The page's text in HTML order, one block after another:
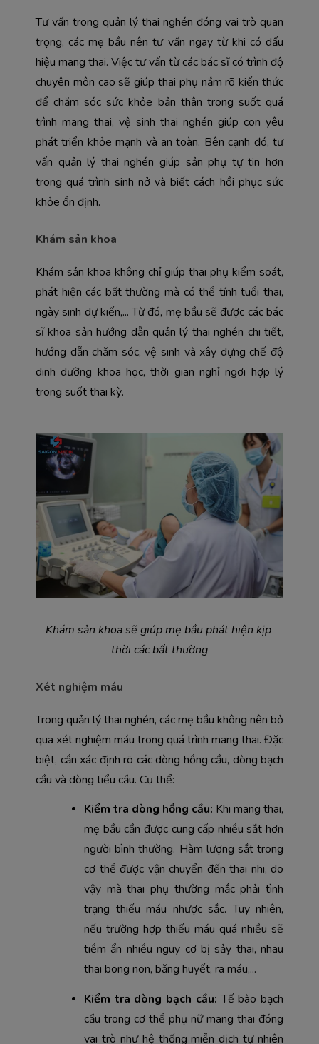
Tư vấn trong quản lý thai nghén đóng vai trò quan
trọng, các mẹ bầu nên tư vấn ngay từ khi có dấu
hiệu mang thai. Việc tư vấn từ các bác sĩ có trình độ
chuyên môn cao sẽ giúp thai phụ nắm rõ kiến thức
để chăm sóc sức khỏe bản thân trong suốt quá
trình mang thai, vệ sinh thai nghén giúp con yêu
phát triển khỏe mạnh và an toàn. Bên cạnh đó, tư
vấn quản lý thai nghén giúp sản phụ tự tin hơn
trong quá trình sinh nở và biết cách hồi phục sức
khỏe ổn định.
Khám sản khoa
Khám sản khoa không chỉ giúp thai phụ kiểm soát,
phát hiện các bất thường mà có thể tính tuổi thai,
ngày sinh dự kiến,... Từ đó, mẹ bầu sẽ được các bác
sĩ khoa sản hướng dẫn quản lý thai nghén chi tiết,
hướng dẫn chăm sóc, vệ sinh và xây dựng chế độ
dinh dưỡng khoa học, thời gian nghỉ ngơi hợp lý
trong suốt thai kỳ.
Khám sản khoa sẽ giúp mẹ bầu phát hiện kịp
thời các bất thường
Xét nghiệm máu
Trong quản lý thai nghén, các mẹ bầu không nên bỏ
qua xét nghiệm máu trong quá trình mang thai. Đặc
biệt, cần xác định rõ các dòng hồng cầu, dòng bạch
cầu và dòng tiểu cầu. Cụ thể:
Kiểm tra dòng hồng cầu: Khi mang thai,
mẹ bầu cần được cung cấp nhiều sắt hơn
người bình thường. Hàm lượng sắt trong
cơ thể được vận chuyển đến thai nhi, do
vậy mà thai phụ thường mắc phải tình
trạng thiếu máu nhược sắc. Tuy nhiên,
nếu trường hợp thiếu máu quá nhiều sẽ
tiềm ẩn nhiều nguy cơ bị sảy thai, nhau
thai bong non, băng huyết, ra máu,...
Kiểm tra dòng bạch cầu: Tế bào bạch
cầu trong cơ thể phụ nữ mang thai đóng
vai trò như hệ thống miễn dịch tự nhiên